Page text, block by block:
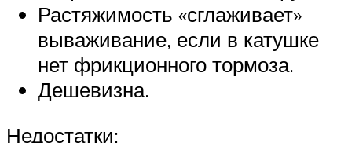
Растяжимость «сглаживает»
вываживание, если в катушке
нет фрикционного тормоза.
Дешевизна.
Недостатки: